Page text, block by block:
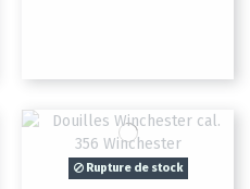
Rupture de stock